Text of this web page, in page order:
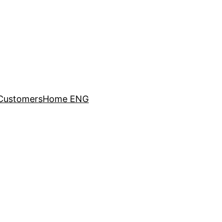
Home ENG